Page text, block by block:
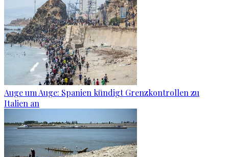
Auge um Auge: Spanien kündigt Grenzkontrollen zu
Italien an